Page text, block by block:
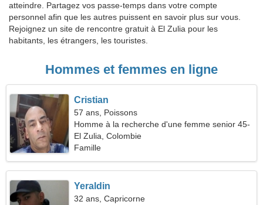
atteindre. Partagez vos passe-temps dans votre compte
personnel afin que les autres puissent en savoir plus sur vous.
Rejoignez un site de rencontre gratuit à El Zulia pour les
habitants, les étrangers, les touristes.
Hommes et femmes en ligne
Cristian
57 ans, Poissons
Homme à la recherche d'une femme senior 45-
52
El Zulia, Colombie
Famille
Yeraldin
32 ans, Capricorne